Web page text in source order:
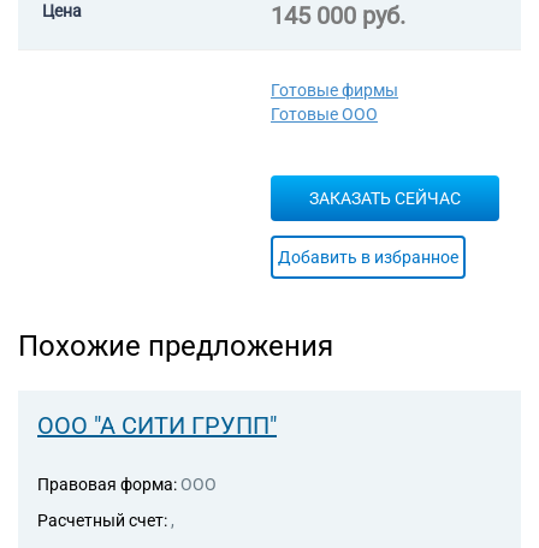
Цена 145 000 руб.
Готовые фирмы
Готовые ООО
ЗАКАЗАТЬ СЕЙЧАС
Добавить в избранное
Похожие предложения
ООО "А СИТИ ГРУПП"
Правовая форма: ООО
Расчетный счет: ,